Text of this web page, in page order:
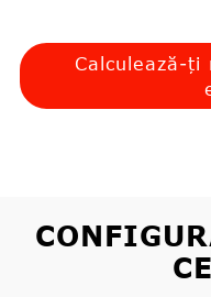
Calculează-ți